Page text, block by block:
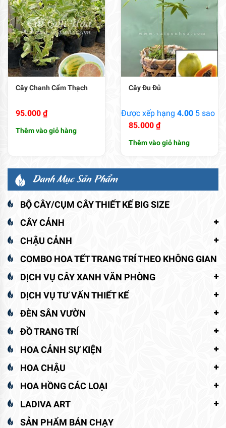
Cây Chanh Cẩm Thạch
95.000 ₫
Thêm vào giỏ hàng
Cây Đu Đủ
Được xếp hạng 4.00 5 sao
85.000 ₫
Thêm vào giỏ hàng
Danh Mục Sản Phẩm
BỘ CÂY/CỤM CÂY THIẾT KẾ BIG SIZE
CÂY CẢNH
CHẬU CẢNH
COMBO HOA TẾT TRANG TRÍ THEO KHÔNG GIAN
DỊCH VỤ CÂY XANH VĂN PHÒNG
DỊCH VỤ TƯ VẤN THIẾT KẾ
ĐÈN SÂN VƯỜN
ĐỒ TRANG TRÍ
HOA CẢNH SỰ KIỆN
HOA CHẬU
HOA HỒNG CÁC LOẠI
LADIVA ART
SẢN PHẨM BÁN CHẠY